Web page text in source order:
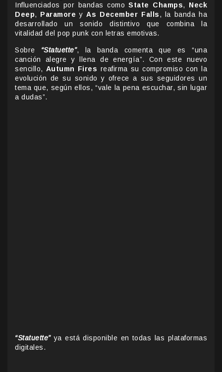
Influenciados por bandas comoState Champs, Neck
Deep, Paramore yAs December Falls, la banda ha
desarrollado un sonido distintivo que combina la
vitalidad del pop punk con letras emotivas.
Sobre “Statuette”, la banda comenta que es “una
canción alegre y llena de energía”. Con este nuevo
sencillo, Autumn Fires reafirma su compromiso con la
evolución de su sonido y ofrece a sus seguidores un
tema que, según ellos, “vale la pena escuchar, sin lugar
a dudas”.
“Statuette”ya está disponible en todas las plataformas
digitales.